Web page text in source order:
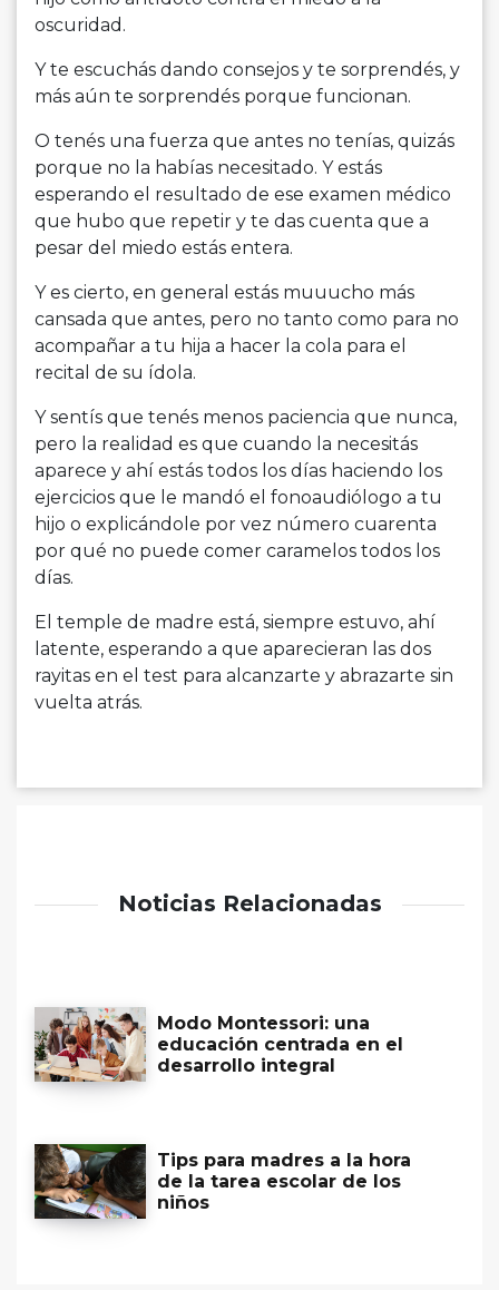
oscuridad.
Y te escuchás dando consejos y te sorprendés, y
más aún te sorprendés porque funcionan.
O tenés una fuerza que antes no tenías, quizás
porque no la habías necesitado. Y estás
esperando el resultado de ese examen médico
que hubo que repetir y te das cuenta que a
pesar del miedo estás entera.
Y es cierto, en general estás muuucho más
cansada que antes, pero no tanto como para no
acompañar a tu hija a hacer la cola para el
recital de su ídola.
Y sentís que tenés menos paciencia que nunca,
pero la realidad es que cuando la necesitás
aparece y ahí estás todos los días haciendo los
ejercicios que le mandó el fonoaudiólogo a tu
hijo o explicándole por vez número cuarenta
por qué no puede comer caramelos todos los
días.
El temple de madre está, siempre estuvo, ahí
latente, esperando a que aparecieran las dos
rayitas en el test para alcanzarte y abrazarte sin
vuelta atrás.
Noticias Relacionadas
Modo Montessori: una
educación centrada en el
desarrollo integral
Tips para madres a la hora
de la tarea escolar de los
niños